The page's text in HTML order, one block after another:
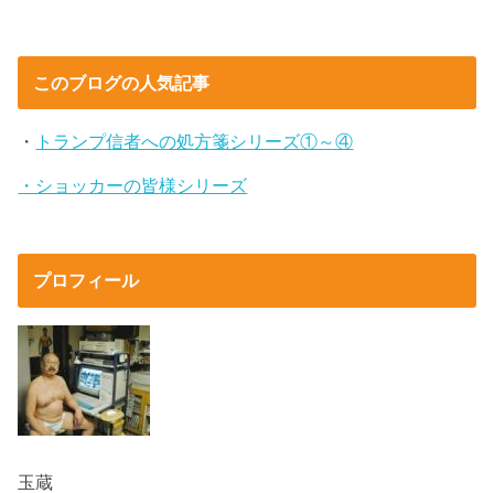
このブログの人気記事
・ トランプ信者への処方箋シリーズ①～④
・ショッカーの皆様シリーズ
プロフィール
玉蔵